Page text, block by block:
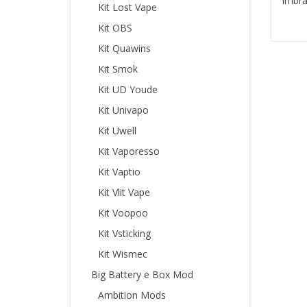
Kit Lost Vape
Kit OBS
Kit Quawins
Kit Smok
Kit UD Youde
Kit Univapo
Kit Uwell
Kit Vaporesso
Kit Vaptio
Kit Vlit Vape
Kit Voopoo
Kit Vsticking
Kit Wismec
Big Battery e Box Mod
Ambition Mods